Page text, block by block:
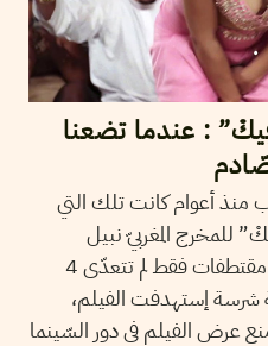
: عندما تضعنا
منذ أعوام كانت تلك التي
للمخرج المغربيّ نبيل
عيّوش، مع العلم أنّه تمّ عرض مقتطفات فقط لم تتعدّى 4
شرسة إستهدفت الفيلم،
عرض الفيلم في دور السّينما